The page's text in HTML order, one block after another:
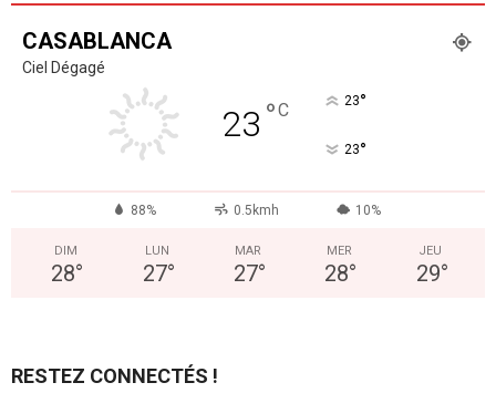
CASABLANCA
Ciel Dégagé
23 °C 23°
23°
88% 0.5kmh 10%
DIM
28°
LUN
27°
MAR
27°
MER
28°
JEU
29°
RESTEZ CONNECTÉS !